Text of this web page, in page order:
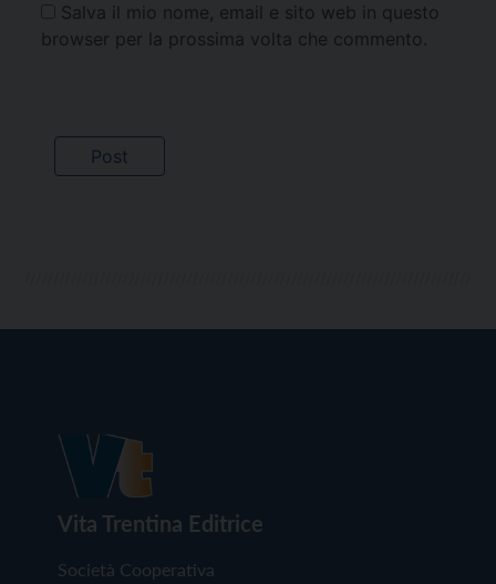
Salva il mio nome, email e sito web in questo
browser per la prossima volta che commento.
Vita Trentina Editrice
Società Cooperativa